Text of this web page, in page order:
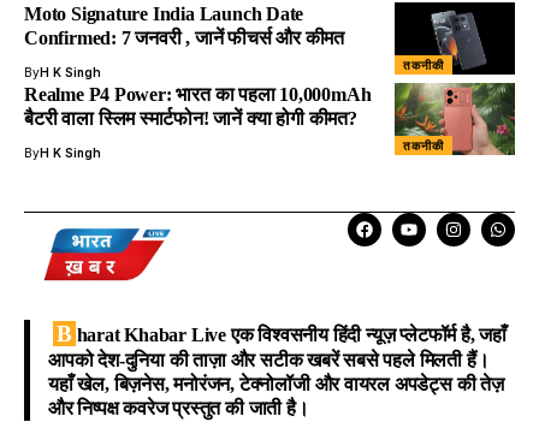
तकनीकी
Moto Signature India Launch Date
Confirmed: 7 जनवरी , जानें फीचर्स और कीमत
ByH K Singh
तकनीकी
Realme P4 Power: भारत का पहला 10,000mAh
बैटरी वाला स्लिम स्मार्टफोन! जानें क्या होगी कीमत?
ByH K Singh
B harat Khabar Liveएक विश्वसनीय हिंदी न्यूज़ प्लेटफॉर्म है, जहाँ
आपको देश-दुनिया की ताज़ा और सटीक खबरें सबसे पहले मिलती हैं।
यहाँ खेल, बिज़नेस, मनोरंजन, टेक्नोलॉजी और वायरल अपडेट्स की तेज़
और निष्पक्ष कवरेज प्रस्तुत की जाती है।